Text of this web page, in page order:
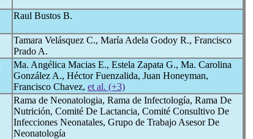
Raul Bustos B.
Tamara Velásquez C., María Adela Godoy R., Francisco
Prado A.
Ma. Angélica Macias E., Estela Zapata G., Ma. Carolina
González A., Héctor Fuenzalida, Juan Honeyman,
Francisco Chavez, et al. (+3)
Rama de Neonatologia, Rama de Infectología, Rama De
Nutrición, Comité De Lactancia, Comité Consultivo De
Infecciones Neonatales, Grupo de Trabajo Asesor De
Neonatología